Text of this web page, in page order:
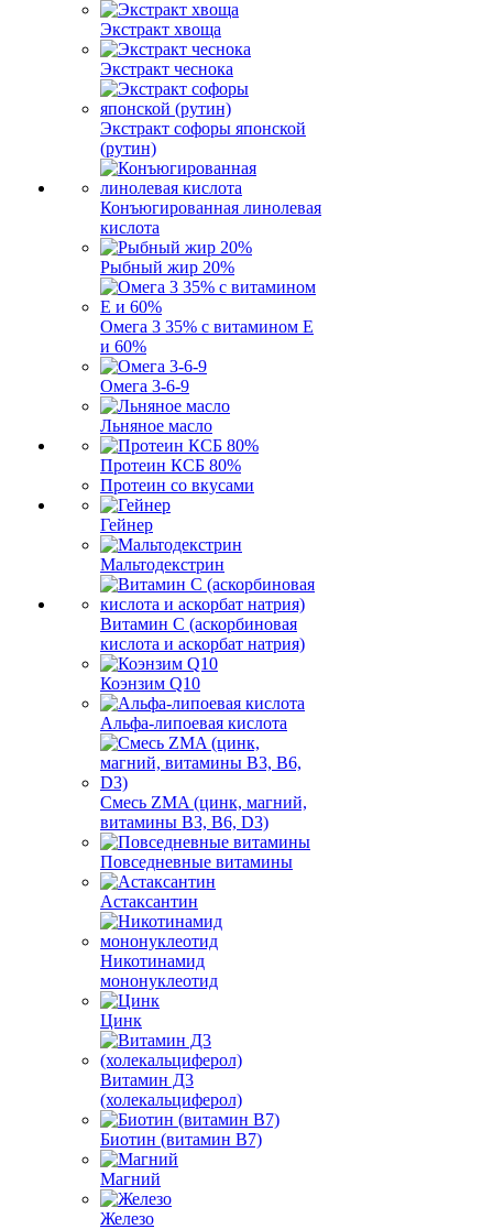
Экстракт хвоща
Экстракт чеснока
Экстракт софоры японской
(рутин)
Конъюгированная линолевая
кислота
Рыбный жир 20%
Омега 3 35% с витамином Е
и 60%
Омега 3-6-9
Льняное масло
Протеин КСБ 80%
Протеин со вкусами
Гейнер
Мальтодекстрин
Витамин C (аскорбиновая
кислота и аскорбат натрия)
Коэнзим Q10
Альфа-липоевая кислота
Смесь ZMA (цинк, магний,
витамины B3, B6, D3)
Повседневные витамины
Астаксантин
Никотинамид
мононуклеотид
Цинк
Витамин Д3
(холекальциферол)
Биотин (витамин B7)
Магний
Железо